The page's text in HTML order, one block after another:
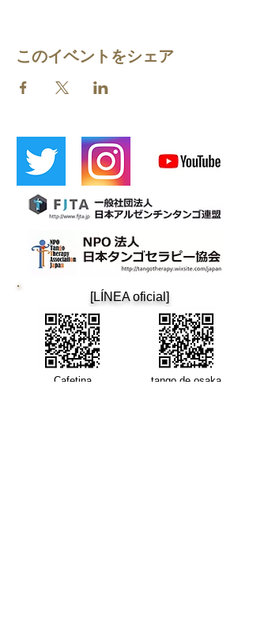
このイベントをシェア
​[LÍNEA oficial]
​Cafetina tango de osaka